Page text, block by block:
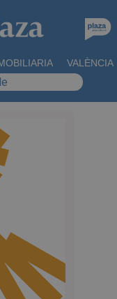
VALÈNCIA